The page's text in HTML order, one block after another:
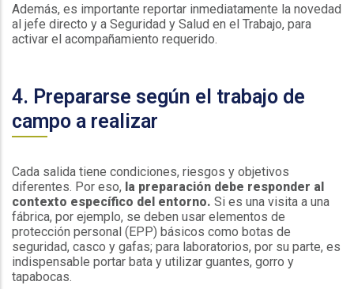
Además, es importante reportar inmediatamente la novedad
al jefe directo y a Seguridad y Salud en el Trabajo, para
activar el acompañamiento requerido.
4. Prepararse según el trabajo de
campo a realizar
Cada salida tiene condiciones, riesgos y objetivos
diferentes. Por eso, la preparación debe responder al
contexto específico del entorno. Si es una visita a una
fábrica, por ejemplo, se deben usar elementos de
protección personal (EPP) básicos como botas de
seguridad, casco y gafas; para laboratorios, por su parte, es
indispensable portar bata y utilizar guantes, gorro y
tapabocas.